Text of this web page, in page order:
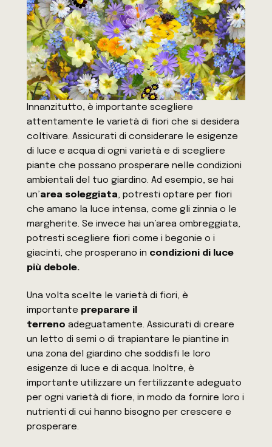
Innanzitutto, è importante scegliere
attentamente le varietà di fiori che si desidera
coltivare. Assicurati di considerare le esigenze
di luce e acqua di ogni varietà e di scegliere
piante che possano prosperare nelle condizioni
ambientali del tuo giardino. Ad esempio, se hai
un’area soleggiata, potresti optare per fiori
che amano la luce intensa, come gli zinnia o le
margherite. Se invece hai un’area ombreggiata,
potresti scegliere fiori come i begonie o i
giacinti, che prosperano in condizioni di luce
più debole.
Una volta scelte le varietà di fiori, è
importante preparare il
terreno adeguatamente. Assicurati di creare
un letto di semi o di trapiantare le piantine in
una zona del giardino che soddisfi le loro
esigenze di luce e di acqua. Inoltre, è
importante utilizzare un fertilizzante adeguato
per ogni varietà di fiore, in modo da fornire loro i
nutrienti di cui hanno bisogno per crescere e
prosperare.